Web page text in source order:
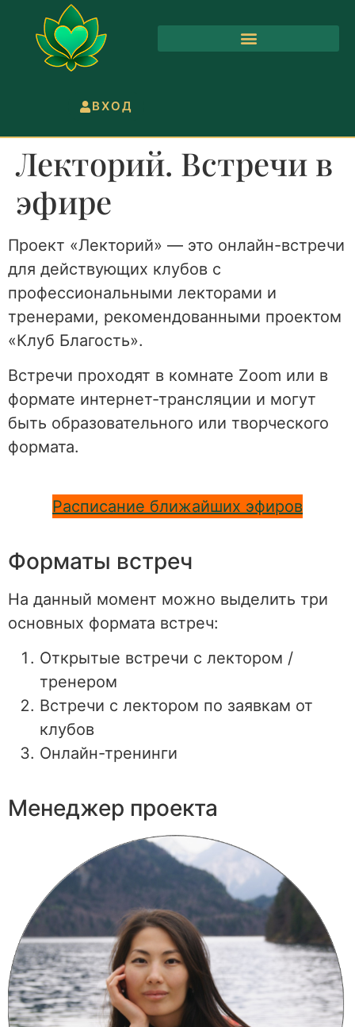
ВХОД
Лекторий. Встречи в
эфире
Проект «Лекторий» — это онлайн-встречи
для действующих клубов с
профессиональными лекторами и
тренерами, рекомендованными проектом
«Клуб Благость».
Встречи проходят в комнате Zoom или в
формате интернет-трансляции и могут
быть образовательного или творческого
формата.
Расписание ближайших эфиров
Форматы встреч
На данный момент можно выделить три
основных формата встреч:
Открытые встречи с лектором /
тренером
Встречи с лектором по заявкам от
клубов
Онлайн-тренинги
Менеджер проекта